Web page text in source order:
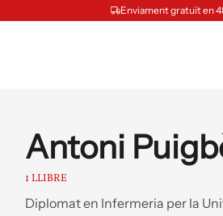
Enviament gratuït en
Antoni
1 LLIBRE
Diplomat en Infermeria per la